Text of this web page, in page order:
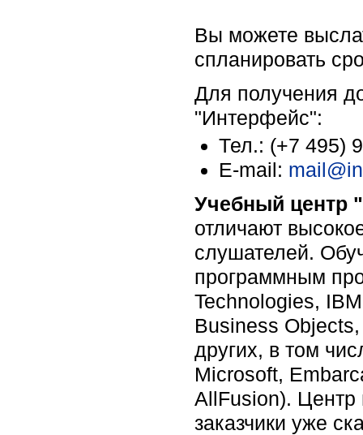
Вы можете
спланировать
Для получения
"Интерфейс":
Тел.: (+7 495)
E-mail:
Учебный центр
отличают
слушателей.
программным
Technologies,
Business
других, в том
Microsoft,
AllFusion). Центр
заказчики уже